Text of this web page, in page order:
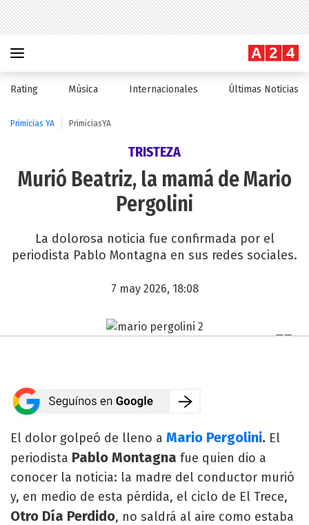
Rating Música Internacionales Últimas Noticias
Primicias YA PrimiciasYA
TRISTEZA
Murió Beatriz, la mamá de Mario
Pergolini
La dolorosa noticia fue confirmada por el
periodista Pablo Montagna en sus redes sociales.
7 may 2026, 18:08
El dolor golpeó de lleno a Mario Pergolini. El
periodista Pablo Montagna fue quien dio a
conocer la noticia: la madre del conductor murió
y, en medio de esta pérdida, el ciclo de El Trece,
Otro Día Perdido, no saldrá al aire como estaba